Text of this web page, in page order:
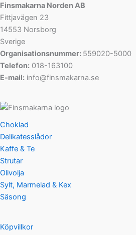
Finsmakarna Norden AB
Fittjavägen 23
14553 Norsborg
Sverige
Organisationsnummer: 559020-5000
Telefon: 018-163100
E-mail: info@finsmakarna.se
Choklad
Delikatesslådor
Kaffe & Te
Strutar
Olivolja
Sylt, Marmelad & Kex
Säsong
Köpvillkor